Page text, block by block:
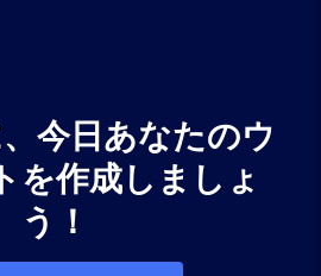
今日あなたのウ
を作成しましょ
う！